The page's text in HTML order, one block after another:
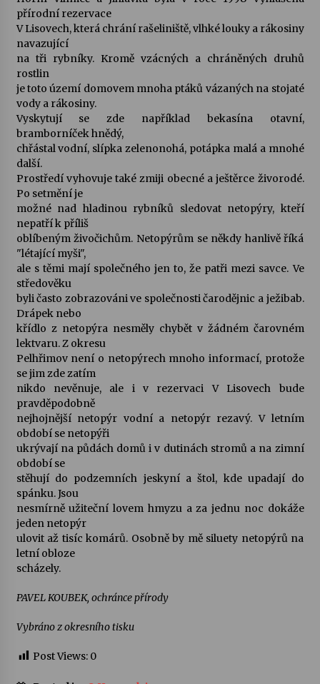
přírodní rezervace
V Lisovech, která chrání rašeliniště, vlhké louky a rákosiny
navazující
na tři rybníky. Kromě vzácných a chráněných druhů
rostlin
je toto území domovem mnoha ptáků vázaných na stojaté
vody a rákosiny.
Vyskytují se zde například bekasína otavní,
bramborníček hnědý,
chřástal vodní, slípka zelenonohá, potápka malá a mnohé
další.
Prostředí vyhovuje také zmiji obecné a ještěrce živorodé.
Po setmění je
možné nad hladinou rybníků sledovat netopýry, kteří
nepatří k příliš
oblíbeným živočichům. Netopýrům se někdy hanlivě říká
"létající myši",
ale s těmi mají společného jen to, že patři mezi savce. Ve
středověku
byli často zobrazováni ve společnosti čarodějnic a ježibab.
Drápek nebo
křídlo z netopýra nesměly chybět v žádném čarovném
lektvaru. Z okresu
Pelhřimov není o netopýrech mnoho informací, protože
se jim zde zatím
nikdo nevěnuje, ale i v rezervaci V Lisovech bude
pravděpodobně
nejhojnější netopýr vodní a netopýr rezavý. V letním
období se netopýři
ukrývají na půdách domů i v dutinách stromů a na zimní
období se
stěhují do podzemních jeskyní a štol, kde upadají do
spánku. Jsou
nesmírně užiteční lovem hmyzu a za jednu noc dokáže
jeden netopýr
ulovit až tisíc komárů. Osobně by mě siluety netopýrů na
letní obloze
scházely.
PAVEL KOUBEK, ochránce přírody
Vybráno z okresního tisku
Post Views: 0